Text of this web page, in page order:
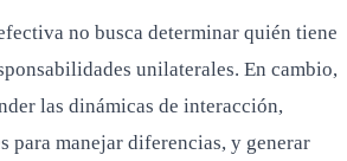
no busca determinar quién tiene
unilaterales. En cambio,
las dinámicas de interacción,
para manejar diferencias, y generar